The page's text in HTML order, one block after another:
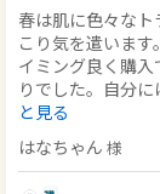
春は肌に色々なト
こり気を遣います
イミング良く購入
りでした。自分に
と見る
はなちゃん